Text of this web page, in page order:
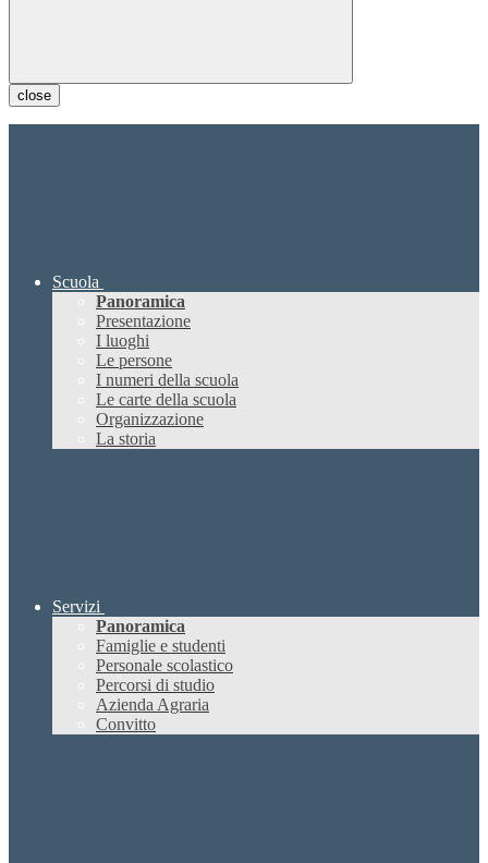
close
Scuola
Panoramica
Presentazione
I luoghi
Le persone
I numeri della scuola
Le carte della scuola
Organizzazione
La storia
Servizi
Panoramica
Famiglie e studenti
Personale scolastico
Percorsi di studio
Azienda Agraria
Convitto